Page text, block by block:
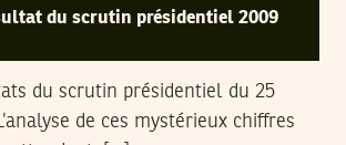
du scrutin présidentiel 2009
du scrutin présidentiel du 25
de ces mystérieux chiffres